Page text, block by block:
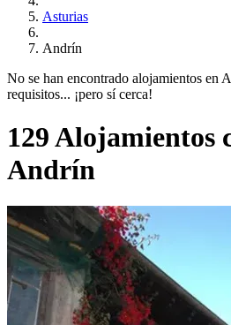
Asturias
Andrín
No se han encontrado alojamientos en
requisitos... ¡pero sí cerca!
129 Alojamientos
Andrín